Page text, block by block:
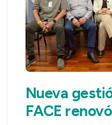
Nueva
FACE